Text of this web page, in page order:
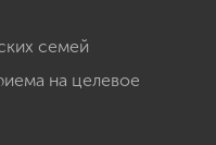
семей
на целевое